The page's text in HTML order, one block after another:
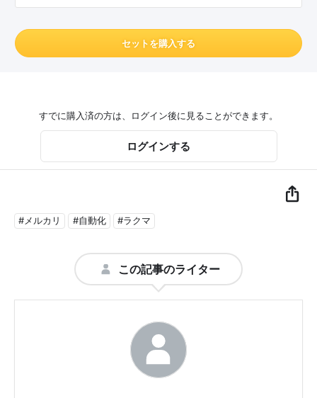
セットを購入する
すでに購入済の方は、ログイン後に見ることができます。
ログインする
#メルカリ #自動化 #ラクマ
この記事のライター